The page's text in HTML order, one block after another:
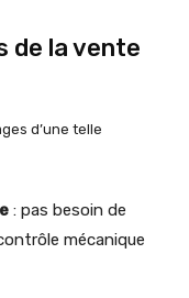
de la vente
d’une telle
: pas besoin de
mécanique